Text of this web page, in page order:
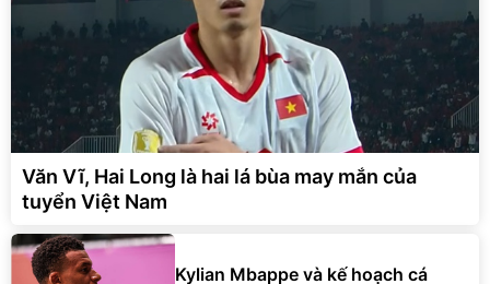
Văn Vĩ, Hai Long là hai lá bùa may mắn của
tuyển Việt Nam
Kylian Mbappe và kế hoạch cá